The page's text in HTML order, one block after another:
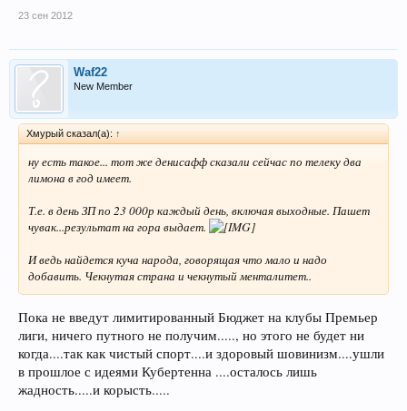
23 сен 2012
Waf22
New Member
Хмурый сказал(а): ↑
ну есть такое... тот же денисафф сказали сейчас по телеку два
лимона в год имеет.
Т.е. в день ЗП по 23 000р каждый день, включая выходные. Пашет
чувак...результатна гора выдает.
И ведь найдется куча народа, говорящая что мало и надо
добавить. Чекнутая страна и чекнутый менталитет..
Пока не введут лимитированный Бюджет на клубы Премьер
лиги, ничего путного не получим....., но этого не будет ни
когда....так как чистый спорт....и здоровый шовинизм....ушли
в прошлое с идеями Кубертенна ....осталось лишь
жадность.....и корысть.....